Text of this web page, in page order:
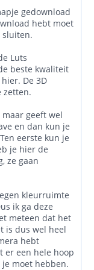
gedownload
hebt moet
sluiten.
Luts
beste kwaliteit
De 3D
zetten.
geeft wel
en dan kun je
eerste kun je
je hier de
ze gaan
kleurruimte
ik ga deze
meteen dat het
is dus wel heel
hebt
er een hele hoop
moet hebben.